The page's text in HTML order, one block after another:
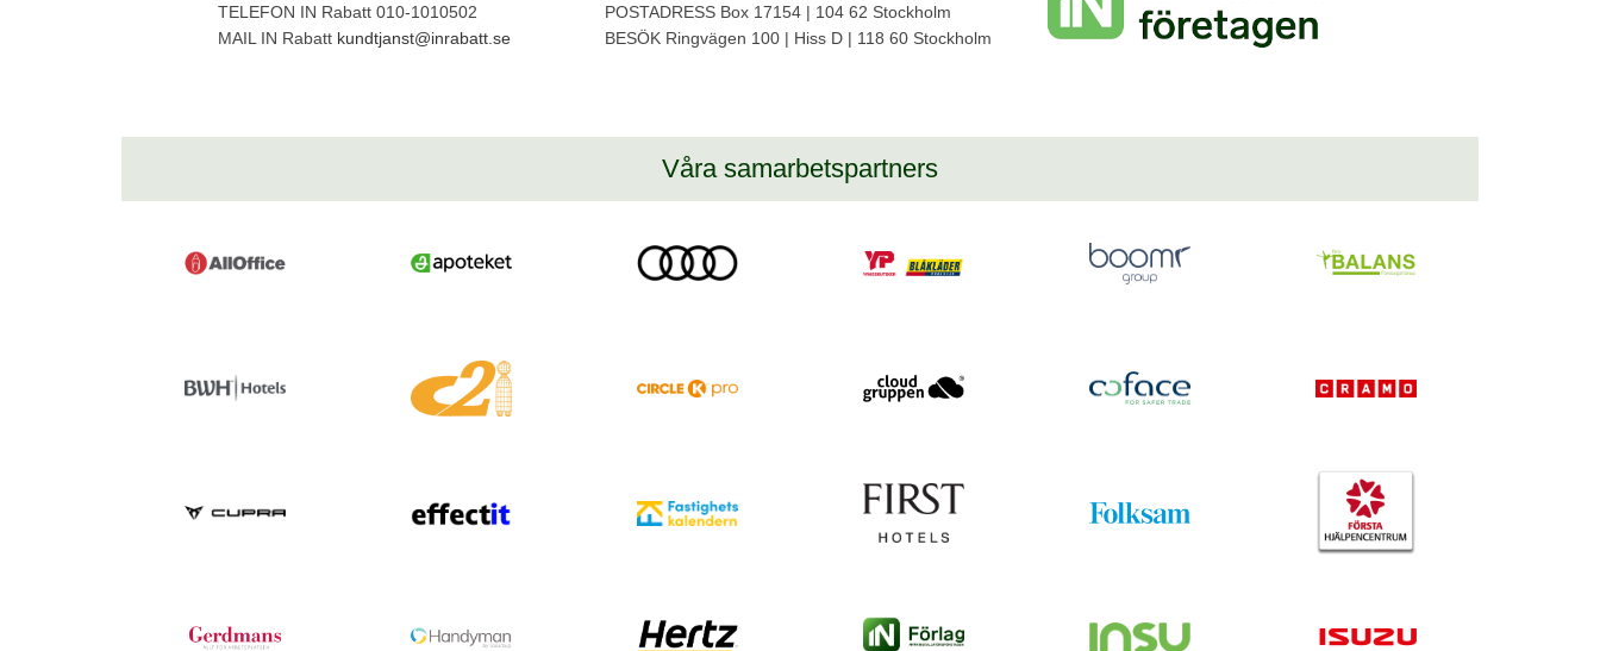
TELEFON IN Rabatt 010-1010502
MAIL IN Rabatt kundtjanst@inrabatt.se
POSTADRESS Box 17154 | 104 62 Stockholm
BESÖK Ringvägen 100 | Hiss D | 118 60 Stockholm
Våra samarbetspartners